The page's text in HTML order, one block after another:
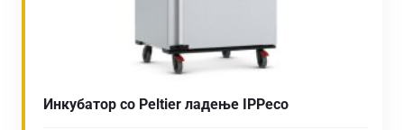
Инкубатор со Peltier ладење IPPeco